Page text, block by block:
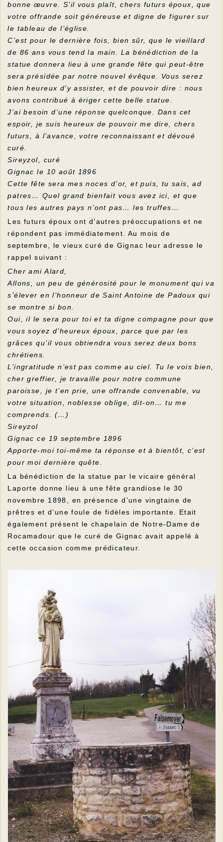
bonne œuvre. S’il vous plaît, chers futurs époux, que
votre offrande soit généreuse et digne de figurer sur
le tableau de l’église.
C’est pour le dernière fois, bien sûr, que le vieillard
de 86 ans vous tend la main. La bénédiction de la
statue donnera lieu à une grande fête qui peut-être
sera présidée par notre nouvel évêque. Vous serez
bien heureux d’y assister, et de pouvoir dire : nous
avons contribué à ériger cette belle statue.
J’ai besoin d’une réponse quelconque. Dans cet
espoir, je suis heureux de pouvoir me dire, chers
futurs, à l’avance, votre reconnaissant et dévoué
curé.
Sireyzol, curé
Gignac le 10 août 1896
Cette fête sera mes noces d’or, et puis, tu sais, ad
patres… Quel grand bienfait vous avez ici, et que
tous les autres pays n’ont pas… les truffes…
Les futurs époux ont d’autres préoccupations et ne
répondent pas immédiatement. Au mois de
septembre, le vieux curé de Gignac leur adresse le
rappel suivant :
Cher ami Alard,
Allons, un peu de générosité pour le monument qui va
s’élever en l’honneur de Saint Antoine de Padoux qui
se montre si bon.
Oui, il le sera pour toi et ta digne compagne pour que
vous soyez d’heureux époux, parce que par les
grâces qu’il vous obtiendra vous serez deux bons
chrétiens.
L’ingratitude n’est pas comme au ciel. Tu le vois bien,
cher greffier, je travaille pour notre commune
paroisse, je t’en prie, une offrande convenable, vu
votre situation, noblesse oblige, dit-on… tu me
comprends. (…)
Sireyzol
Gignac ce 19 septembre 1896
Apporte-moi toi-même ta réponse et à bientôt, c’est
pour moi dernière quête.
La bénédiction de la statue par le vicaire général
Laporte donne lieu à une fête grandiose le 30
novembre 1898, en présence d’une vingtaine de
prêtres et d’une foule de fidèles importante. Etait
également présent le chapelain de Notre-Dame de
Rocamadour que le curé de Gignac avait appelé à
cette occasion comme prédicateur.